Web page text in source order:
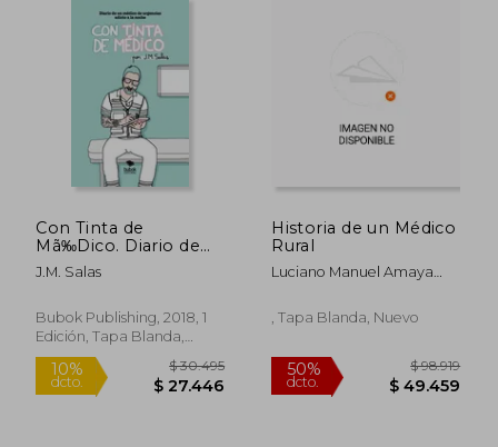
Con Tinta de
Mã‰Dico. Diario de
un Mã©Dico de
Urgencias Adicto a la
J.M. Salas
Bubok Publishing, 2018, 1
Edición, Tapa Blanda,
Nuevo
Historia de un Médico
Rural
Luciano Manuel Amaya
, Tapa Blanda, Nuevo